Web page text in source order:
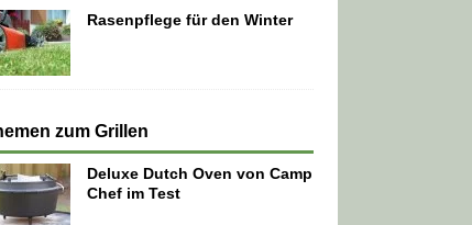
Rasenpflege für den Winter
zum Grillen
Deluxe Dutch Oven von Camp
Chef im Test